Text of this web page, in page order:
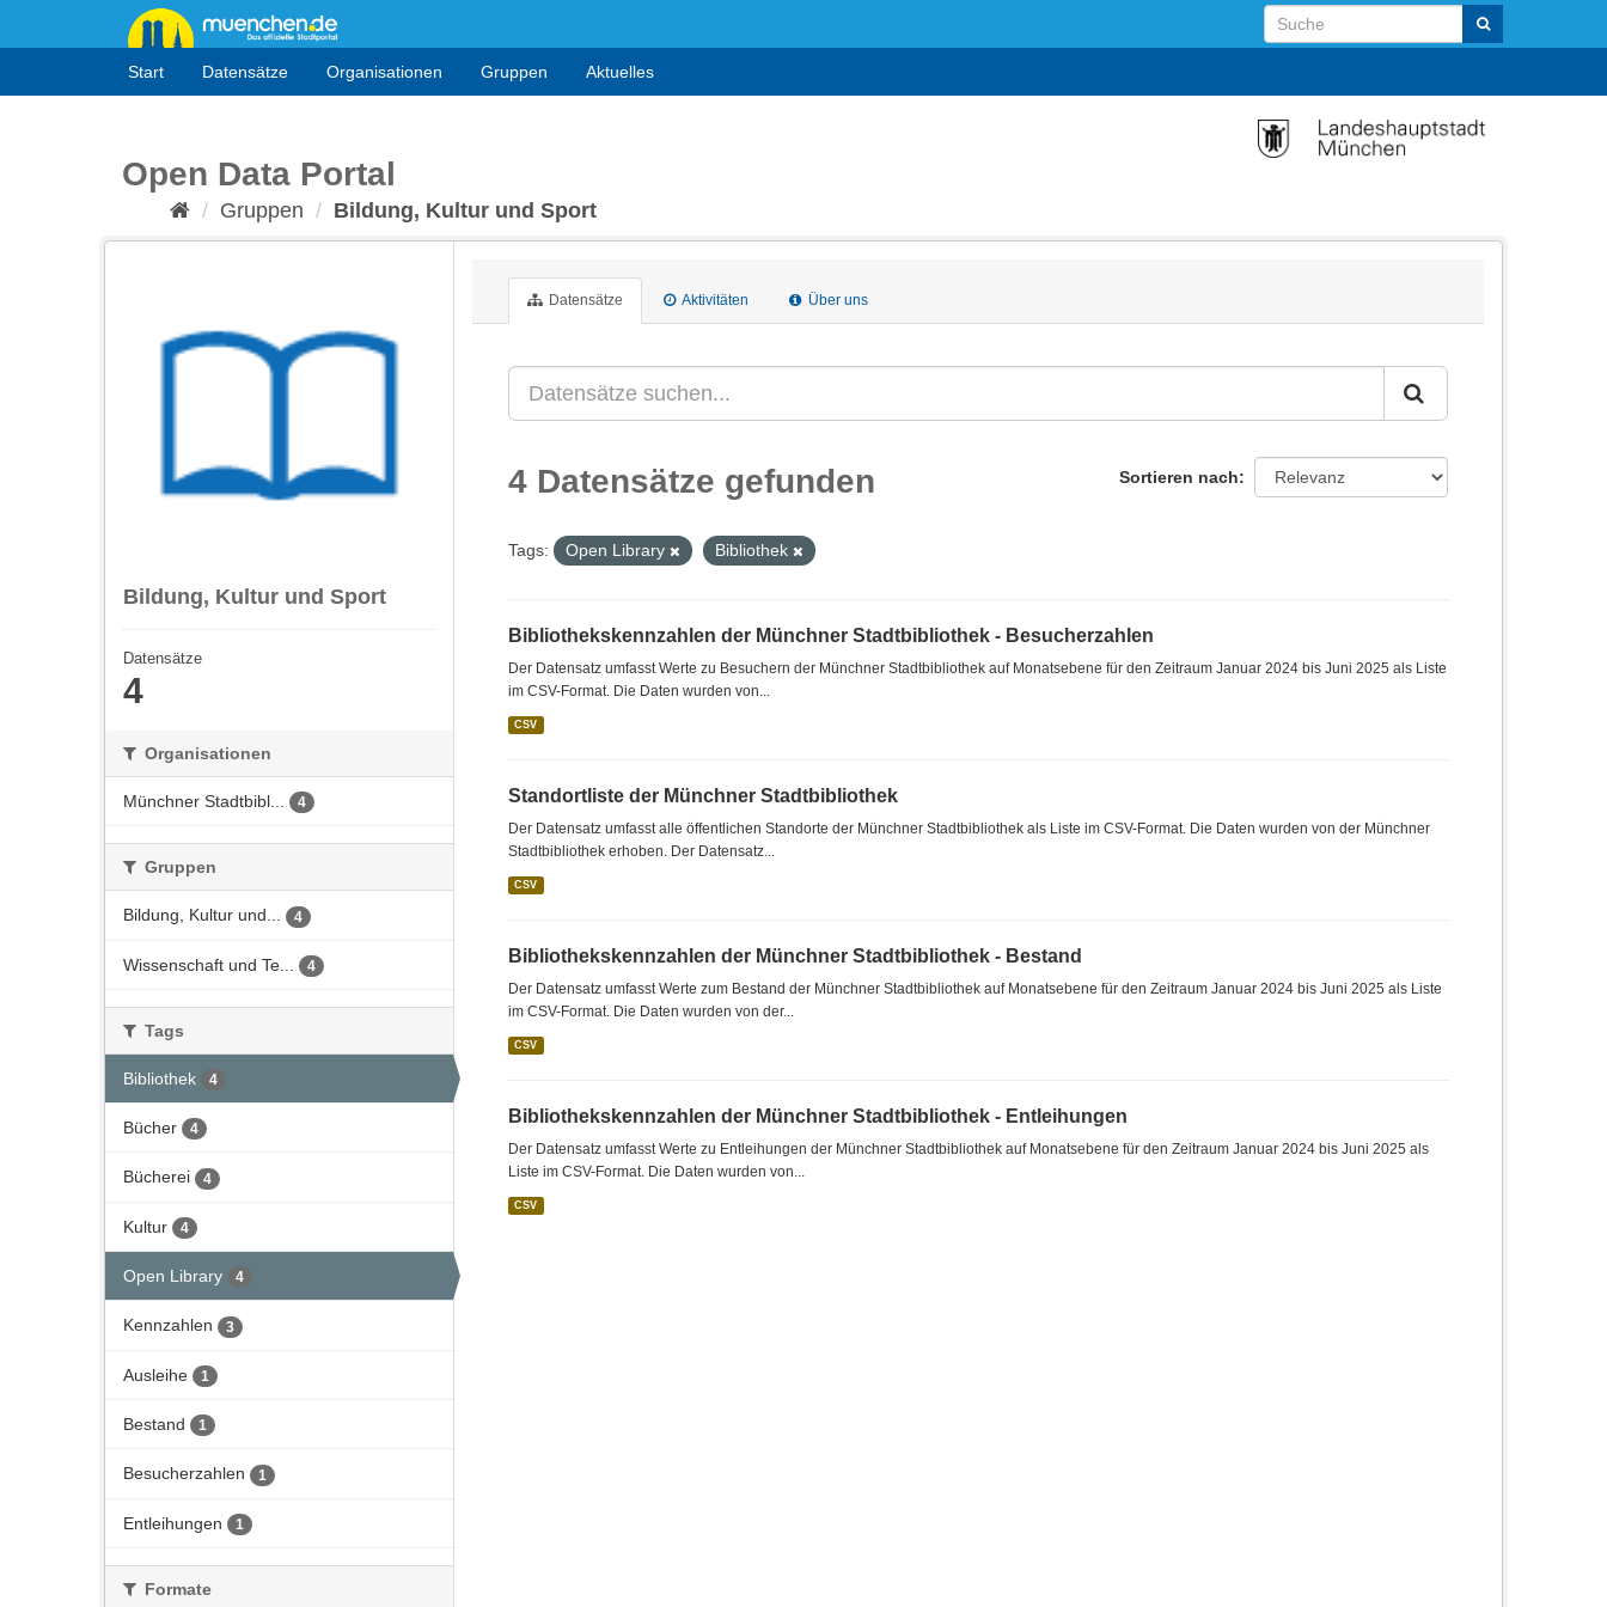
Start Datensätze Organisationen Gruppen Aktuelles
Open Data Portal
Gruppen Bildung, Kultur und Sport
Bildung, Kultur und Sport
Datensätze
4
Organisationen
Münchner Stadtbibl... 4
Gruppen
Bildung, Kultur und... 4
Wissenschaft und Te... 4
Tags
Bibliothek 4
Bücher 4
Bücherei 4
Kultur 4
Open Library 4
Kennzahlen 3
Ausleihe 1
Bestand 1
Besucherzahlen 1
Entleihungen 1
Formate
Datensätze Aktivitäten Über uns
Sortieren nach
4 Datensätze gefunden
Tags: Open Library Bibliothek
Bibliothekskennzahlen der Münchner Stadtbibliothek - Besucherzahlen
Der Datensatz umfasst Werte zu Besuchern der Münchner Stadtbibliothek auf Monatsebene für den Zeitraum Januar 2024 bis Juni 2025 als Liste
im CSV-Format. Die Daten wurden von...
CSV
Standortliste der Münchner Stadtbibliothek
Der Datensatz umfasst alle öffentlichen Standorte der Münchner Stadtbibliothek als Liste im CSV-Format. Die Daten wurden von der Münchner
Stadtbibliothek erhoben. Der Datensatz...
CSV
Bibliothekskennzahlen der Münchner Stadtbibliothek - Bestand
Der Datensatz umfasst Werte zum Bestand der Münchner Stadtbibliothek auf Monatsebene für den Zeitraum Januar 2024 bis Juni 2025 als Liste
im CSV-Format. Die Daten wurden von der...
CSV
Bibliothekskennzahlen der Münchner Stadtbibliothek - Entleihungen
Der Datensatz umfasst Werte zu Entleihungen der Münchner Stadtbibliothek auf Monatsebene für den Zeitraum Januar 2024 bis Juni 2025 als
Liste im CSV-Format. Die Daten wurden von...
CSV